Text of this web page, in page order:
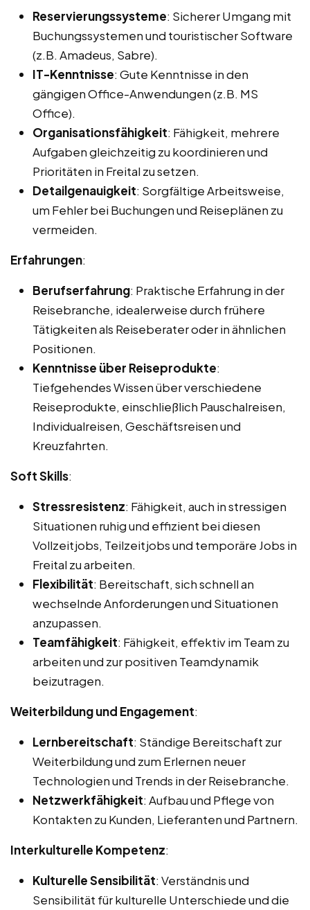
Reservierungssysteme: Sicherer Umgang mit
Buchungssystemen und touristischer Software
(z.B. Amadeus, Sabre).
IT-Kenntnisse: Gute Kenntnisse in den
gängigen Office-Anwendungen (z.B. MS
Office).
Organisationsfähigkeit: Fähigkeit, mehrere
Aufgaben gleichzeitig zu koordinieren und
Prioritäten in Freital zu setzen.
Detailgenauigkeit: Sorgfältige Arbeitsweise,
um Fehler bei Buchungen und Reiseplänen zu
vermeiden.
Erfahrungen:
Berufserfahrung: Praktische Erfahrung in der
Reisebranche, idealerweise durch frühere
Tätigkeiten als Reiseberater oder in ähnlichen
Positionen.
Kenntnisse über Reiseprodukte:
Tiefgehendes Wissen über verschiedene
Reiseprodukte, einschließlich Pauschalreisen,
Individualreisen, Geschäftsreisen und
Kreuzfahrten.
Soft Skills:
Stressresistenz: Fähigkeit, auch in stressigen
Situationen ruhig und effizient bei diesen
Vollzeitjobs, Teilzeitjobs und temporäre Jobs in
Freital zu arbeiten.
Flexibilität: Bereitschaft, sich schnell an
wechselnde Anforderungen und Situationen
anzupassen.
Teamfähigkeit: Fähigkeit, effektiv im Team zu
arbeiten und zur positiven Teamdynamik
beizutragen.
Weiterbildung und Engagement:
Lernbereitschaft: Ständige Bereitschaft zur
Weiterbildung und zum Erlernen neuer
Technologien und Trends in der Reisebranche.
Netzwerkfähigkeit: Aufbau und Pflege von
Kontakten zu Kunden, Lieferanten und Partnern.
Interkulturelle Kompetenz:
Kulturelle Sensibilität: Verständnis und
Sensibilität für kulturelle Unterschiede und die